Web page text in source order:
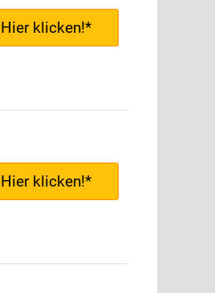
Hier klicken!*
Hier klicken!*